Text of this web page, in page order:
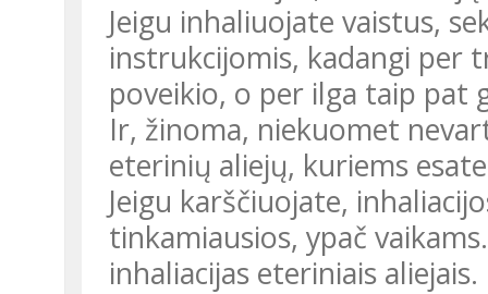
Jeigu inhaliuojate vaistus,
instrukcijomis, kadangi per
poveikio, o per ilga taip pat
Ir, žinoma, niekuomet
eterinių aliejų, kuriems
Jeigu karščiuojate,
tinkamiausios, ypač
inhaliacijas eteriniais aliejais.